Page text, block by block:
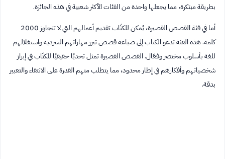
بطريقة مبتكرة، مما يجعلها واحدة من الفئات الأكثر شعبية في هذه الجائزة.
أما في فئة القصص القصيرة، يُمكن للكتّاب تقديم أعمالهم التي لا تتجاوز 2000
كلمة. هذه الفئة تدعو الكتاب إلى صياغة قصص تبرز مهاراتهم السردية واستغلالهم
للغة بأسلوب مختصر وفعّال. القصص القصيرة تمثل تحديًا حقيقيًا للكتّاب في إبراز
شخصياتهم وأفكارهم في إطار محدود، مما يتطلب منهم القدرة على الانتقاء والتعبير
بدقة.